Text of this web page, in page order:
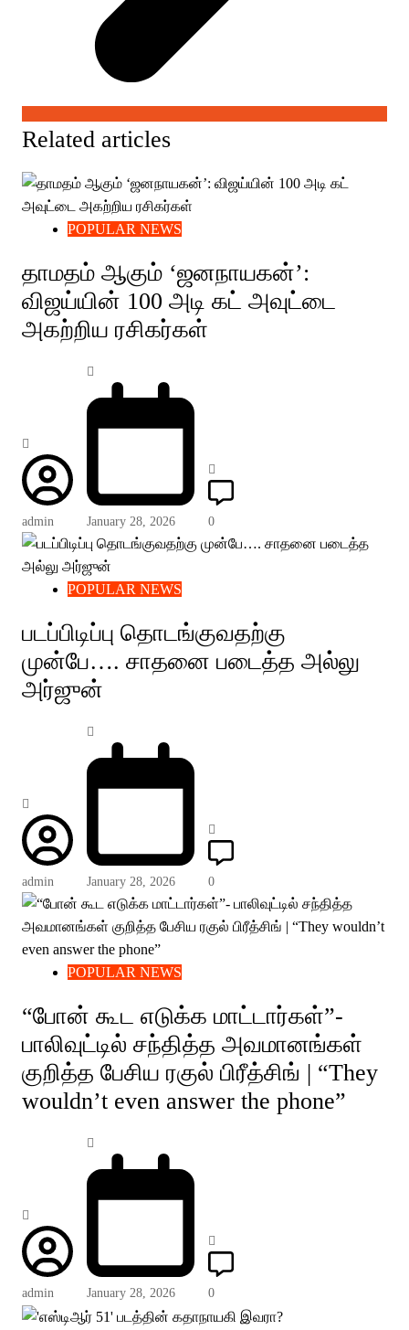
Related articles
POPULAR NEWS
தாமதம் ஆகும் ‘ஜனநாயகன்’:
விஜய்யின் 100 அடி கட் அவுட்டை
அகற்றிய ரசிகர்கள்
admin January 28, 2026 0
POPULAR NEWS
படப்பிடிப்பு தொடங்குவதற்கு
முன்பே…. சாதனை படைத்த அல்லு
அர்ஜுன்
admin January 28, 2026 0
POPULAR NEWS
“போன் கூட எடுக்க மாட்டார்கள்”-
பாலிவுட்டில் சந்தித்த அவமானங்கள்
குறித்த பேசிய ரகுல் பிரீத்சிங் | “They
wouldn’t even answer the phone”
admin January 28, 2026 0